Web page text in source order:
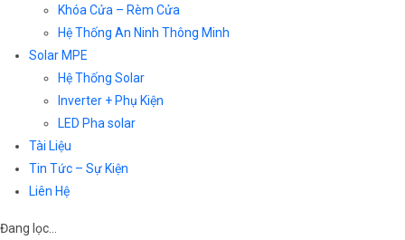
Khóa Cửa – Rèm Cửa
Hệ Thống An Ninh Thông Minh
Solar MPE
Hệ Thống Solar
Inverter + Phụ Kiện
LED Pha solar
Tài Liệu
Tin Tức – Sự Kiện
Liên Hệ
Đang lọc…